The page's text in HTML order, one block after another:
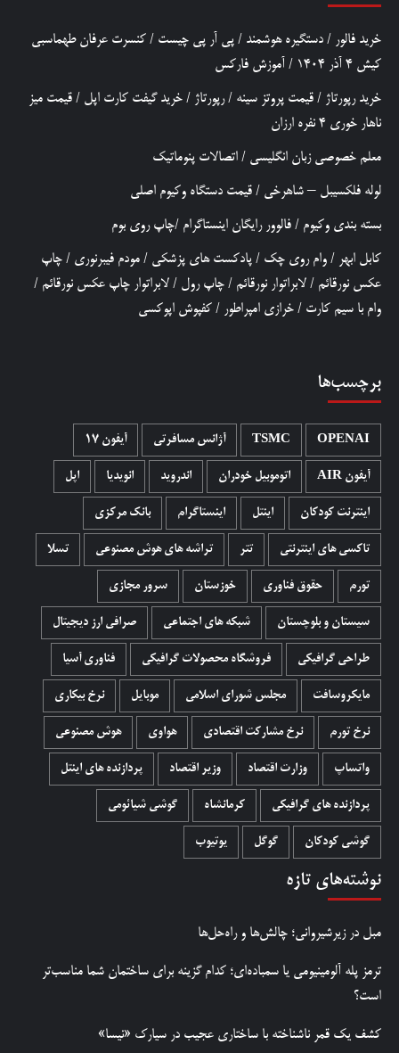
خرید فالور / دستگیره هوشمند / پی آر پی چیست / کنسرت عرفان طهماسبی
کیش 4 آذر 1404
/ آموزش فارکس
خرید رپورتاژ / قیمت پروتز سینه /رپورتاژ / خرید گیفت کارت اپل / قیمت میز
ناهار خوری 4 نفره ارزان
معلم خصوصی زبان انگلیسی / اتصالات پنوماتیک
لوله فلکسیبل – شاهرخی / قیمت دستگاه وکیوم اصلی
بسته بندی وکیوم / فالوور رایگان اینستاگرام /چاپ روی بوم
کابل ابهر / وام روی چک / پادکست های پزشکی / مودم فیبرنوری / چاپ
عکس نورقائم / لابراتوار نورقائم / چاپ رول / لابراتوار چاپ عکس نورقائم /
وام با سیم کارت / خرازی امپراطور / کفپوش اپوکسی
برچسب‌ها
OPENAI
TSMC آژانس مسافرتی آیفون 17
آیفون AIR اتوموبیل خودران اندروید انویدیا اپل
اینترنت کودکان اینتل اینستاگرام بانک مرکزی
تاکسی های اینترنتی تتر تراشه های هوش مصنوعی تسلا
تورم حقوق فناوری خوزستان سرور مجازی
سیستان و بلوچستان شبکه های اجتماعی صرافی ارز دیجیتال
طراحی گرافیکی فروشگاه محصولات گرافيکی فناوری آسیا
مایکروسافت مجلس شورای اسلامی موبایل نرخ بیکاری
نرخ تورم نرخ مشارکت اقتصادی هواوی هوش مصنوعی
واتساپ وزارت اقتصاد وزیر اقتصاد پردازنده های اینتل
پردازنده های گرافیکی کرمانشاه گوشی شیائومی
گوشی کودکان گوگل یوتیوب
نوشته‌های تازه
مبل در زیرشیروانی؛ چالش‌ها و راه‌حل‌ها
ترمز پله آلومینیومی یا سمباده‌ای؛ کدام گزینه برای ساختمان شما مناسب‌تر
است؟
کشف یک قمر ناشناخته با ساختاری عجیب در سیارک «نیسا»